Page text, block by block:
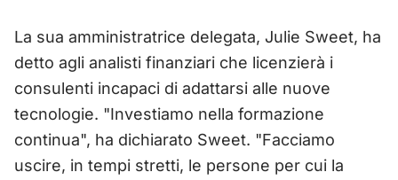
La sua amministratrice delegata, Julie Sweet, ha
detto agli analisti finanziari che licenzierà i
consulenti incapaci di adattarsi alle nuove
tecnologie. "Investiamo nella formazione
continua", ha dichiarato Sweet. "Facciamo
uscire, in tempi stretti, le persone per cui la